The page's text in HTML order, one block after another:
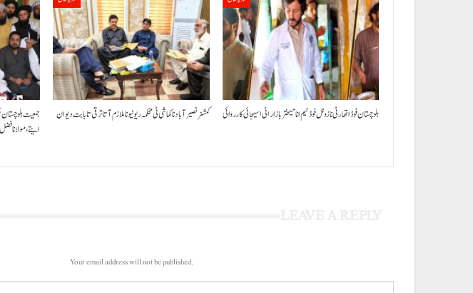
جمعیت
ایتے،مولانا
کمشنر نصیر آباد نا کماشی ٹی محکمہ ریونیو نا ملازم آتا ترقی تا بابت دیوان بلوچستان فوڈ اتھارٹی نا زونل فوڈ ٹیم انا میختر بازار اٹی اسیجائی کارروائی
Your email address will not be published.